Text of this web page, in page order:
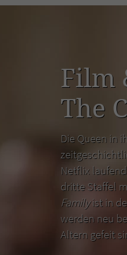
Film
The
Die Queen in
Netflix
dritte Staffel
Familyist in
werden neu
Altern gefeit